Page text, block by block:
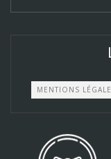
MENTIONS